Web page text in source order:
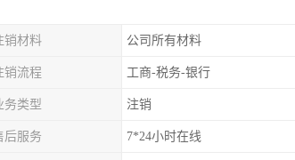
销材料 公司所有材料
销流程 工商-税务-银行
务类型 注销
后服务 7*24小时在线